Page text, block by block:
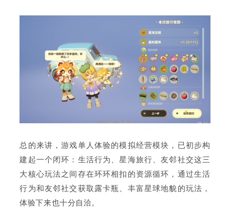
总的来讲，游戏单人体验的模拟经营模块，已初步构
建起一个闭环：生活行为、星海旅行、友邻社交这三
大核心玩法之间存在环环相扣的资源循环，通过生活
行为和友邻社交获取露卡瓶、丰富星球地貌的玩法，
体验下来也十分自洽。